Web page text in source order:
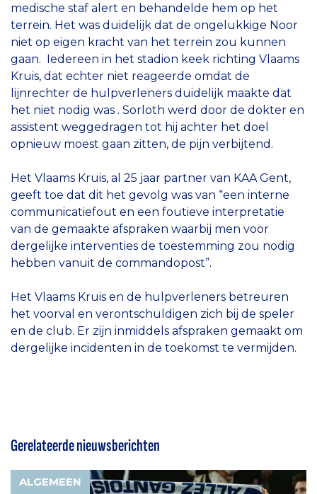
medische staf alert en behandelde hem op het
terrein. Het was duidelijk dat de ongelukkige Noor
niet op eigen kracht van het terrein zou kunnen
gaan. Iedereen in het stadion keek richting Vlaams
Kruis, dat echter niet reageerde omdat de
lijnrechter de hulpverleners duidelijk maakte dat
het niet nodig was . Sorloth werd door de dokter en
assistent weggedragen tot hij achter het doel
opnieuw moest gaan zitten, de pijn verbijtend.
Het Vlaams Kruis, al 25 jaar partner van KAA Gent,
geeft toe dat dit het gevolg was van “een interne
communicatiefout en een foutieve interpretatie
van de gemaakte afspraken waarbij men voor
dergelijke interventies de toestemming zou nodig
hebben vanuit de commandopost”.
Het Vlaams Kruis en de hulpverleners betreuren
het voorval en verontschuldigen zich bij de speler
en de club. Er zijn inmiddels afspraken gemaakt om
dergelijke incidenten in de toekomst te vermijden.
Gerelateerde nieuwsberichten
ALGEMEEN